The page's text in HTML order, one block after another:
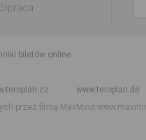
biletów online
www.teroplan.de
przez firmę MaxMind